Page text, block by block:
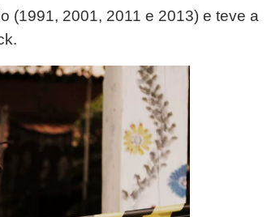
(1991, 2001, 2011 e 2013) e teve a